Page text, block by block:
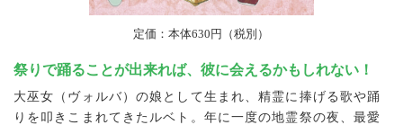
定価：本体630円（税別）
祭りで踊ることが出来れば、彼に会えるかもしれない！
大巫女（ヴォルバ）の娘として生まれ、精霊に捧げる歌や踊
りを叩きこまれてきたルベト。年に一度の地霊祭の夜、最愛